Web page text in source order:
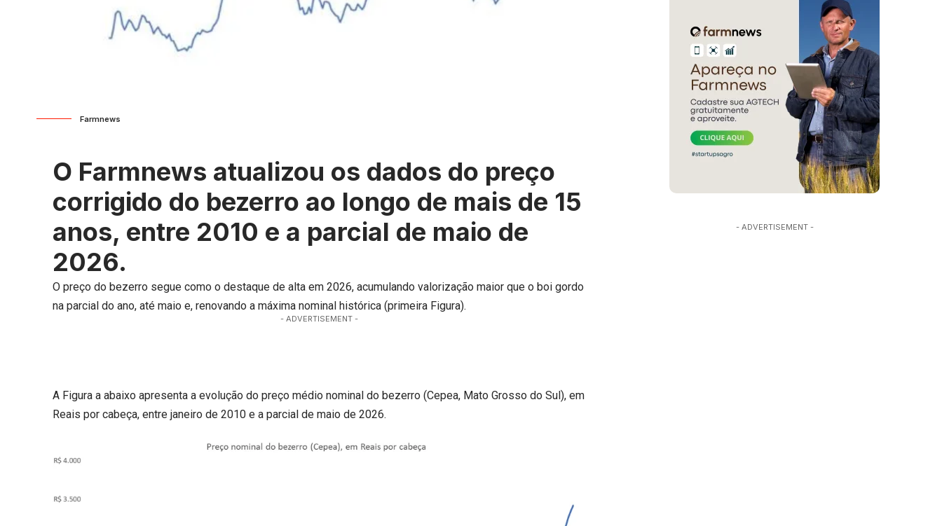
Farmnews
O Farmnews atualizou os dados do preço
corrigido do bezerro ao longo de mais de 15
anos, entre 2010 e a parcial de maio de
2026.
Opreço do bezerro segue como o destaque de alta em 2026, acumulando valorização maior que o boi gordo
na parcial do ano, até maio e, renovando a máxima nominal histórica (primeira Figura).
- ADVERTISEMENT -
A Figura a abaixo apresenta a evolução do preço médio nominal do bezerro (Cepea, Mato Grosso do Sul), em
Reais por cabeça, entre janeiro de 2010 e a parcial de maio de 2026.
- ADVERTISEMENT -